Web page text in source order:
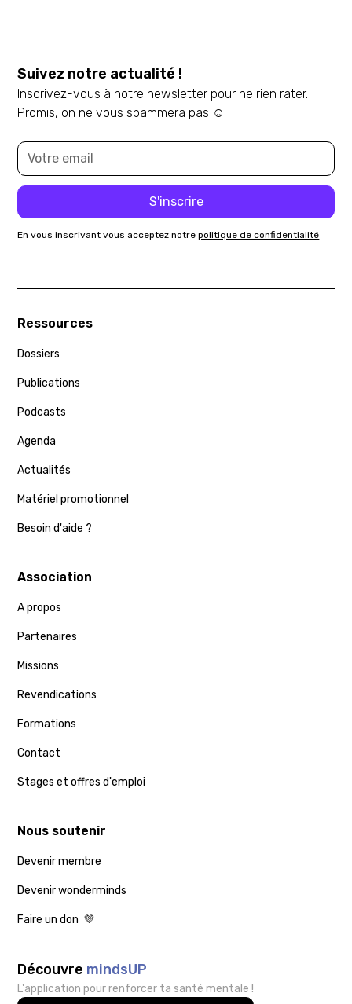
Suivez notre actualité !
Inscrivez-vous à notre newsletter pour ne rien rater.
Promis, on ne vous spammera pas ☺️
En vous inscrivant vous acceptez notrepolitique de confidentialité
Ressources
Dossiers
Publications
Podcasts
Agenda
Actualités
Matériel promotionnel
Besoin d'aide ?
Association
A propos
Partenaires
Missions
Revendications
Formations
Contact
Stages et offres d'emploi
Nous soutenir
Devenir membre
Devenir wonderminds
Faire un don 💜
Découvre mindsUP
L'application pour renforcer ta santé mentale !